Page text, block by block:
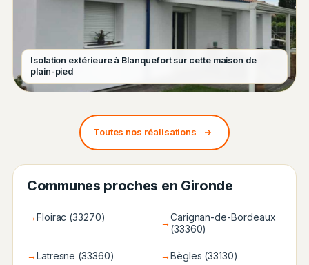
Isolation extérieure à Blanquefort sur cette maison de
plain-pied
Toutes nos réalisations
Communes proches en Gironde
→Floirac (33270) →Carignan-de-Bordeaux
(33360)
→Latresne (33360) →Bègles (33130)